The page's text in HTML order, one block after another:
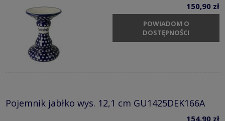
150,90 zł
POWIADOM O
DOSTĘPNOŚCI
Pojemnik jabłko wys. 12,1 cm GU1425DEK166A
154,90 zł